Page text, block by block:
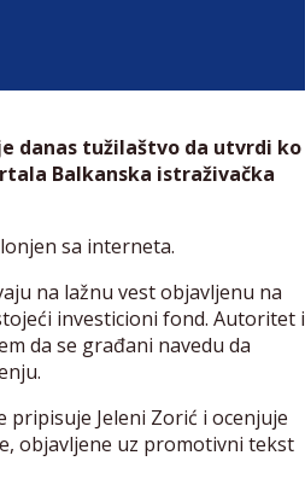
danas tužilaštvo da utvrdi ko
Balkanska istraživačka
sa interneta.
na lažnu vest objavljenu na
investicioni fond. Autoritet i
da se građani navedu da
pripisuje Jeleni Zorić i ocenjuje
objavljene uz promotivni tekst